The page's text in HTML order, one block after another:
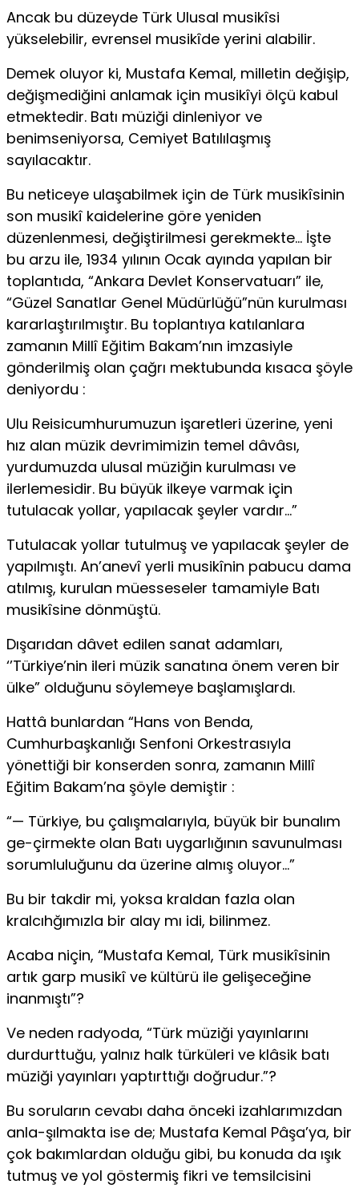
Ancak bu düzeyde Türk Ulusal musikîsi
yükselebilir, evrensel musikîde yerini alabilir.
Demek oluyor ki, Mustafa Kemal, milletin değişip,
değişmediğini anlamak için musikîyi ölçü kabul
etmektedir. Batı müziği dinleniyor ve
benimseniyorsa, Cemiyet Batılılaşmış
sayılacaktır.
Bu neticeye ulaşabilmek için de Türk musikîsinin
son musikî kaidelerine göre yeniden
düzenlenmesi, değiştirilmesi gerekmekte… İşte
bu arzu ile, 1934 yılının Ocak ayında yapılan bir
toplantıda, “Ankara Devlet Konservatuarı” ile,
“Güzel Sanatlar Genel Müdürlüğü”nün kurulması
kararlaştırılmıştır. Bu toplantıya katılanlara
zamanın Millî Eğitim Bakam’nın imzasiyle
gönderilmiş olan çağrı mektubunda kısaca şöyle
deniyordu :
Ulu Reisicumhurumuzun işaretleri üzerine, yeni
hız alan müzik devrimimizin temel dâvâsı,
yurdumuzda ulusal müziğin kurulması ve
ilerlemesidir. Bu büyük ilkeye varmak için
tutulacak yollar, yapılacak şeyler vardır…”
Tutulacak yollar tutulmuş ve yapılacak şeyler de
yapılmıştı. An’anevî yerli musikînin pabucu dama
atılmış, kurulan müesseseler tamamiyle Batı
musikîsine dönmüştü.
Dışarıdan dâvet edilen sanat adamları,
‘’Türkiye’nin ileri müzik sanatına önem veren bir
ülke” olduğunu söylemeye başlamışlardı.
Hattâ bunlardan “Hans von Benda,
Cumhurbaşkanlığı Senfoni Orkestrasıyla
yönettiği bir konserden sonra, zamanın Millî
Eğitim Bakam’na şöyle demiştir :
“— Türkiye, bu çalışmalarıyla, büyük bir bunalım
ge-çirmekte olan Batı uygarlığının savunulması
sorumluluğunu da üzerine almış oluyor…”
Bu bir takdir mi, yoksa kraldan fazla olan
kralcıhğımızla bir alay mı idi, bilinmez.
Acaba niçin, “Mustafa Kemal, Türk musikîsinin
artık garp musikî ve kültürü ile gelişeceğine
inanmıştı”?
Ve neden radyoda, “Türk müziği yayınlarını
durdurttuğu, yalnız halk türküleri ve klâsik batı
müziği yayınları yaptırttığı doğrudur.”?
Bu soruların cevabı daha önceki izahlarımızdan
anla-şılmakta ise de; Mustafa Kemal Pâşa’ya, bir
çok bakımlardan olduğu gibi, bu konuda da ışık
tutmuş ve yol göstermiş fikri ve temsilcisini